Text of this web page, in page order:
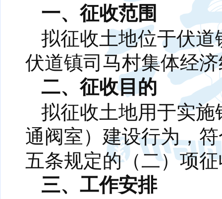
一、征收范围
拟征收土地位于伏
伏道镇司马村集体经
二、征收目的
拟征收土地用于实
通阀室）建设行为，
五条规定的（二）项
三、工作安排